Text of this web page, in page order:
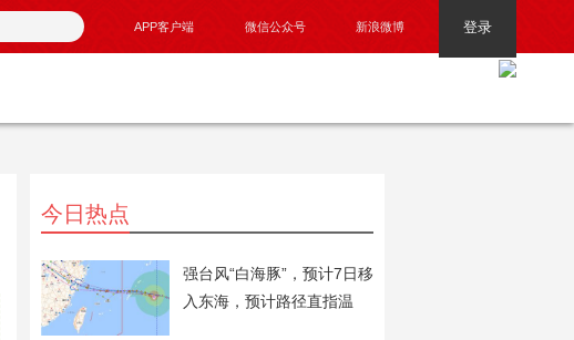
APP客户端 微信公众号 新浪微博 登录
今日热点
强台风“白海豚”，预计7日移
入东海，预计路径直指温